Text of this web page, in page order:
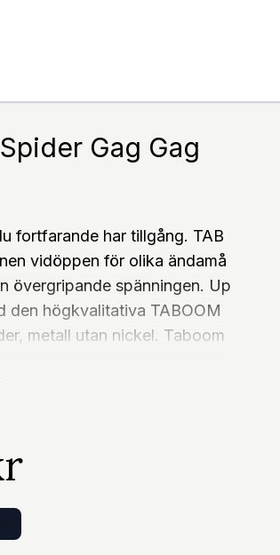
Gag Gag
fortfarande har tillgång. TAB
vidöppen för olika ändamå
övergripande spänningen. Up
den högkvalitativa TABOOM
metall utan nickel. Taboom